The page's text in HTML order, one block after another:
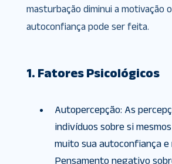
masturbação diminui a motivação
autoconfiança pode ser feita.
1. Fatores Psicológicos
Autopercepção: As
indivíduos sobre si
muito sua autoconfiança e
Pensamento negativo